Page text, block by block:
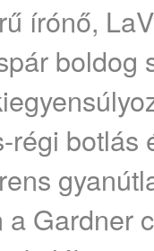
írónő,
boldog
régi botlás
a Gardner